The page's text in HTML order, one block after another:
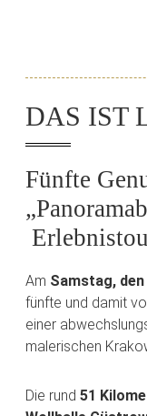
DAS IST
Fünfte
Am Samstag,
fünfte und damit
einer
malerischen
Die rund 51